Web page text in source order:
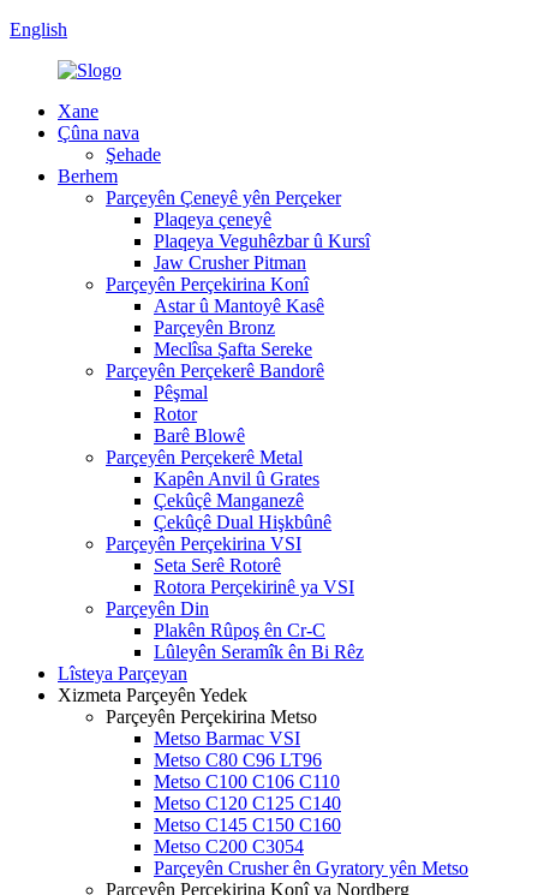
English
Xane
Çûna nava
Şehade
Berhem
Parçeyên Çeneyê yên Perçeker
Plaqeya çeneyê
Plaqeya Veguhêzbar û Kursî
Jaw Crusher Pitman
Parçeyên Perçekirina Konî
Astar û Mantoyê Kasê
Parçeyên Bronz
Meclîsa Şafta Sereke
Parçeyên Perçekerê Bandorê
Pêşmal
Rotor
Barê Blowê
Parçeyên Perçekerê Metal
Kapên Anvil û Grates
Çekûçê Manganezê
Çekûçê Dual Hişkbûnê
Parçeyên Perçekirina VSI
Seta Serê Rotorê
Rotora Perçekirinê ya VSI
Parçeyên Din
Plakên Rûpoş ên Cr-C
Lûleyên Seramîk ên Bi Rêz
Lîsteya Parçeyan
Xizmeta Parçeyên Yedek
Parçeyên Perçekirina Metso
Metso Barmac VSI
Metso C80 C96 LT96
Metso C100 C106 C110
Metso C120 C125 C140
Metso C145 C150 C160
Metso C200 C3054
Parçeyên Crusher ên Gyratory yên Metso
Parçeyên Perçekirina Konî ya Nordberg